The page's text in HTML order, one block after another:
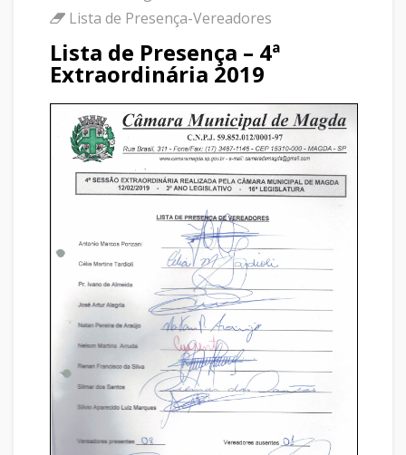
Lista de Presença-Vereadores
Lista de Presença – 4ª
Extraordinária 2019